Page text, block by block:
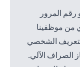
رقم المرور
موظفينا
الشخصي
الصراف الآلي.